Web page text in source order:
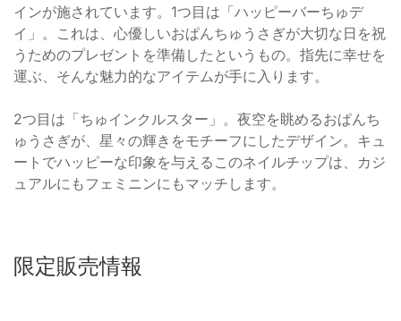
インが施されています。1つ目は「ハッピーバーちゅデ
イ」。これは、心優しいおぱんちゅうさぎが大切な日を祝
うためのプレゼントを準備したというもの。指先に幸せを
運ぶ、そんな魅力的なアイテムが手に入ります。
2つ目は「ちゅインクルスター」。夜空を眺めるおぱんち
ゅうさぎが、星々の輝きをモチーフにしたデザイン。キュ
ートでハッピーな印象を与えるこのネイルチップは、カジ
ュアルにもフェミニンにもマッチします。
限定販売情報